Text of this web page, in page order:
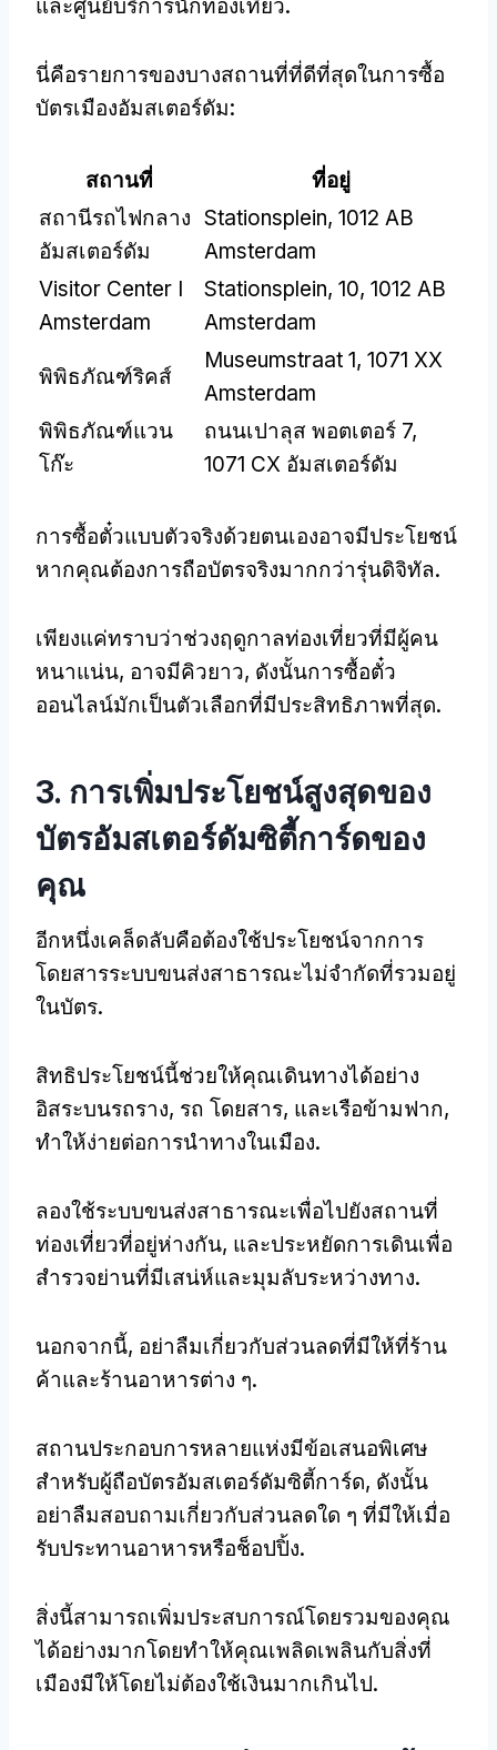
และศูนย์บริการนักท่องเที่ยว.
นี่คือรายการของบางสถานที่ที่ดีที่สุดในการซื้อ
บัตรเมืองอัมสเตอร์ดัม:
สถานที่
ที่อยู่
สถานีรถไฟกลาง
อัมสเตอร์ดัม
Stationsplein, 1012 AB
Amsterdam
Visitor Center I
Amsterdam
Stationsplein, 10, 1012 AB
Amsterdam
พิพิธภัณฑ์ริคส์
Museumstraat 1, 1071 XX
Amsterdam
พิพิธภัณฑ์แวน
โก๊ะ
ถนนเปาลุส พอตเตอร์ 7,
1071 CX อัมสเตอร์ดัม
การซื้อตั๋วแบบตัวจริงด้วยตนเองอาจมีประโยชน์
หากคุณต้องการถือบัตรจริงมากกว่ารุ่นดิจิทัล.
เพียงแค่ทราบว่าช่วงฤดูกาลท่องเที่ยวที่มีผู้คน
หนาแน่น, อาจมีคิวยาว, ดังนั้นการซื้อตั๋ว
ออนไลน์มักเป็นตัวเลือกที่มีประสิทธิภาพที่สุด.
3. การเพิ่มประโยชน์สูงสุดของ
บัตรอัมสเตอร์ดัมซิตี้การ์ดของ
คุณ
อีกหนึ่งเคล็ดลับคือต้องใช้ประโยชน์จากการ
โดยสารระบบขนส่งสาธารณะไม่จำกัดที่รวมอยู่
ในบัตร.
สิทธิประโยชน์นี้ช่วยให้คุณเดินทางได้อย่าง
อิสระบนรถราง, รถ โดยสาร, และเรือข้ามฟาก,
ทําให้ง่ายต่อการนําทางในเมือง.
ลองใช้ระบบขนส่งสาธารณะเพื่อไปยังสถานที่
ท่องเที่ยวที่อยู่ห่างกัน, และประหยัดการเดินเพื่อ
สำรวจย่านที่มีเสน่ห์และมุมลับระหว่างทาง.
นอกจากนี้, อย่าลืมเกี่ยวกับส่วนลดที่มีให้ที่ร้าน
ค้าและร้านอาหารต่าง ๆ.
สถานประกอบการหลายแห่งมีข้อเสนอพิเศษ
สำหรับผู้ถือบัตรอัมสเตอร์ดัมซิตี้การ์ด, ดังนั้น
อย่าลืมสอบถามเกี่ยวกับส่วนลดใด ๆ ที่มีให้เมื่อ
รับประทานอาหารหรือช็อปปิ้ง.
สิ่งนี้สามารถเพิ่มประสบการณ์โดยรวมของคุณ
ได้อย่างมากโดยทำให้คุณเพลิดเพลินกับสิ่งที่
เมืองมีให้โดยไม่ต้องใช้เงินมากเกินไป.